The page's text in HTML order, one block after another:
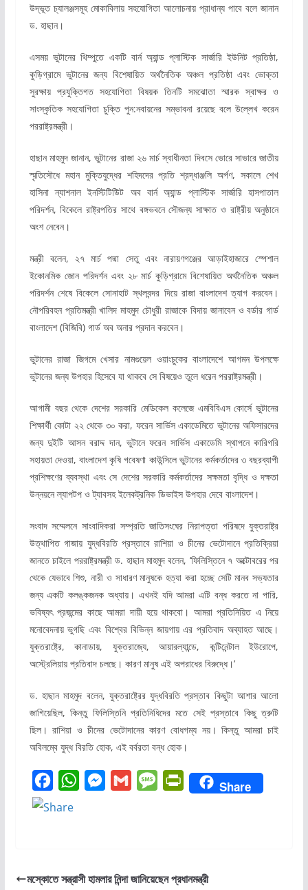
উদ্ভূত চ্যালঞ্জসমূহ মোকাবিলায় সহযোগিতা আলোচনায় প্রাধান্য পাবে বলে জানান
ড. হাছান।
এসময় ভুটানের থিম্পুতে একটি বার্ন অ্যান্ড প্লাস্টিক সার্জারি ইউনিট প্রতিষ্ঠা,
কুড়িগ্রামে ভুটানের জন্য বিশেষায়িত অর্থনৈতিক অঞ্চল প্রতিষ্ঠা এবং ভোক্তা
সুরক্ষায় প্রযুক্তিগত সহযোগিতা বিষয়ক তিনটি সমঝোতা স্মারক স্বাক্ষর ও
সাংস্কৃতিক সহযোগিতা চুক্তি পুন:নবায়নের সম্ভাবনা রয়েছে বলে উল্লেখ করেন
পররাষ্ট্রমন্ত্রী।
হাছান মাহমুদ জানান, ভুটানের রাজা ২৬ মার্চ স্বাধীনতা দিবসে ভোরে সাভারে জাতীয়
স্মৃতিসৌধে মহান মুক্তিযুদ্ধের শহিদদের প্রতি শ্রদ্ধাঞ্জলি অর্পণ, সকালে শেখ
হাসিনা ন্যাশনাল ইনস্টিটিউিট অব বার্ন অ্যান্ড প্লাস্টিক সার্জারি হাসপাতাল
পরিদর্শন, বিকেলে রাষ্ট্রপতির সাথে বঙ্গভবনে সৌজন্য সাক্ষাত ও রাষ্ট্রীয় অনুষ্ঠানে
অংশ নেবেন।
মন্ত্রী বলেন, ২৭ মার্চ পদ্মা সেতু এবং নারায়ণগঞ্জের আড়াইহাজারে স্পেশাল
ইকোনমিক জোন পরিদর্শন এবং ২৮ মার্চ কুড়িগ্রামে বিশেষায়িত অর্থনৈতিক অঞ্চল
পরিদর্শন শেষে বিকেলে সোনাহাট স্থলবন্দর দিয়ে রাজা বাংলাদেশ ত্যাগ করবেন।
নৌপরিবহন প্রতিমন্ত্রী খালিদ মাহমুদ চৌধুরী রাজাকে বিদায় জানাবেন ও বর্ডার গার্ড
বাংলাদেশ (বিজিবি) গার্ড অব অনার প্রদান করবেন।
ভুটানের রাজা জিগমে খেসার নামগুয়েল ওয়াংচুকের বাংলাদেশে আগমন উপলক্ষে
ভুটানের জন্য উপহার হিসেবে যা থাকবে সে বিষয়েও তুলে ধরেন পররাষ্ট্রমন্ত্রী।
আগামী বছর থেকে দেশের সরকারি মেডিকেল কলেজে এমবিবিএস কোর্সে ভুটানের
শিক্ষার্থী কোটা ২২ থেকে ৩০ করা, ফরেন সার্ভিস একাডেমিতে ভুটানের অফিসারদের
জন্য দুইটি আসন বরাদ্দ দান, ভুটানে ফরেন সার্ভিস একাডেমি স্থাপনে কারিগরি
সহায়তা দেওয়া, বাংলাদেশ কৃষি গবেষণা কাউন্সিলে ভুটানের কর্মকর্তাদের ৩ বছরব্যাপী
প্রশিক্ষণের ব্যবস্থা এবং সে দেশের সরকারি কর্মকর্তাদের সক্ষমতা বৃদ্ধি ও দক্ষতা
উন্নয়নে ল্যাপটপ ও ট্যাবসহ ইলেকট্রনিক ডিভাইস উপহার দেবে বাংলাদেশ।
সংবাদ সম্মেলনে সাংবাদিকরা সম্প্রতি জাতিসংঘের নিরাপত্তা পরিষদে যুক্তরাষ্ট্র
উত্থাপিত গাজায় যুদ্ধবিরতি প্রস্তাবে রাশিয়া ও চীনের ভেটোদানে প্রতিক্রিয়া
জানতে চাইলে পররাষ্ট্রমন্ত্রী ড. হাছান মাহমুদ বলেন, ‘ফিলিস্তিনে ৭ অক্টোবরের পর
থেকে যেভাবে শিশু, নারী ও সাধারণ মানুষকে হত্যা করা হচ্ছে সেটি মানব সভ্যতার
জন্য একটি কলঙ্কজনক অধ্যায়। এখনই যদি আমরা এটি বন্ধ করতে না পারি,
ভবিষ্যৎ প্রজন্মের কাছে আমরা দায়ী হয়ে থাকবো। আমরা প্রতিনিয়িত এ নিয়ে
মনোবেদনায় ভুগছি এবং বিশ্বের বিভিন্ন জায়গায় এর প্রতিবাদ অব্যাহত আছে।
যুক্তরাষ্ট্রে, কানাডায়, যুক্তরাজ্যে, আয়ারল্যান্ডে, কন্টিনেন্টাল ইউরোপে,
অস্ট্রেলিয়ায় প্রতিবাদ চলছে। কারণ মানুষ এই অপরাধের বিরুদ্ধে।’
ড. হাছান মাহমুদ বলেন, যুক্তরাষ্ট্রের যুদ্ধবিরতি প্রস্তাব কিছুটা আশার আলো
জাগিয়েছিল, কিন্তু ফিলিস্তিনি প্রতিনিধিদের মতে সেই প্রস্তাবে কিছু ত্রুটি
ছিল। রাশিয়া ও চীনের ভেটোদানের কারণ বোধগম্য নয়। কিন্তু আমরা চাই
অবিলম্বে যুদ্ধ বিরতি হোক, এই বর্বরতা বন্ধ হোক।
o
W
A
M
n
G
M
g
P
F
Share
মস্কোতে সন্ত্রাসী হামলার নিন্দা জানিয়েছেন প্রধানমন্ত্রী